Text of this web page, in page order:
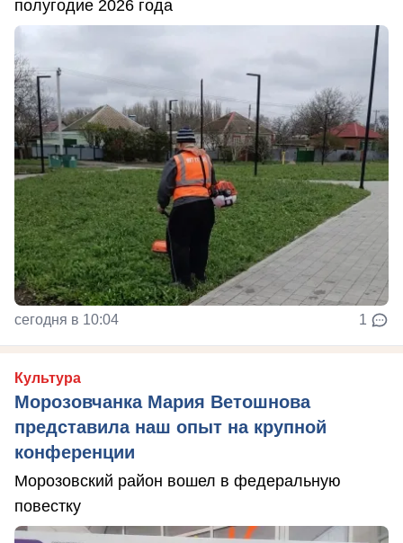
полугодие 2026 года
сегодня в 10:04 1
Культура
Морозовчанка Мария Ветошнова
представила наш опыт на крупной
конференции
Морозовский район вошел в федеральную
повестку